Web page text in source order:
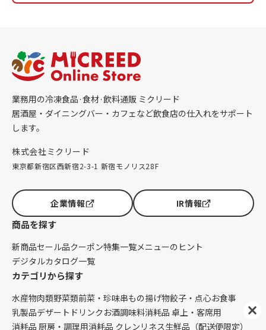
業務用の冷凍食品·食材·飲料通販 ミクリード
居酒屋・ダイニングバー・カフェなど飲食店の仕入れをサポート
します。
株式会社ミクリード
東京都新宿区西新宿2-3-1 新宿モノリス28F
企業情報 IR情報
商品を探す
新商品セール品クーポン特集一覧メニューのヒント
デジタルカタログ一覧
カテゴリから探す
水産物肉類野菜類前菜・珍味串もの揚げ物餃子・点心お食事
乳製品デザート ドリンク お酒調味料消耗品 卓上・客席用
消耗品 厨房・調理用消耗品 クレンリネス生鮮品（配送便限定）